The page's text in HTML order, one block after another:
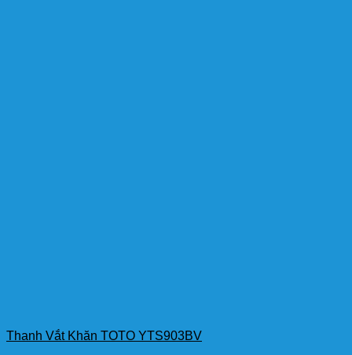
Thanh Vắt Khăn TOTO YTS903BV